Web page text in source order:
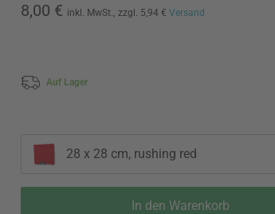
8,00 € inkl. MwSt., zzgl. 5,94 € Versand
Auf Lager
28 x 28 cm, rushing red
In den Warenkorb